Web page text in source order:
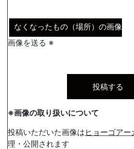
なくなったもの（場所）の画像
画像を送る ※
※画像の取り扱いについて
投稿いただいた画像は ヒョーゴアー
理・公開されます